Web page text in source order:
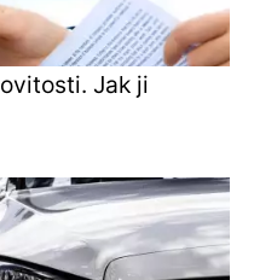
Jak ji